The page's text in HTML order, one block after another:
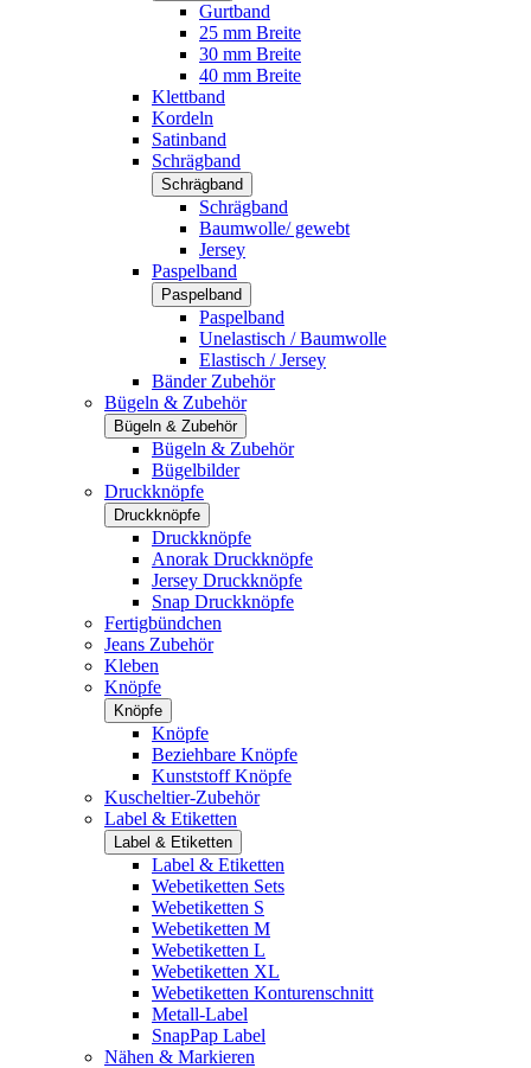
Gurtband
25 mm Breite
30 mm Breite
40 mm Breite
Klettband
Kordeln
Satinband
Schrägband
Schrägband
Schrägband
Baumwolle/ gewebt
Jersey
Paspelband
Paspelband
Paspelband
Unelastisch / Baumwolle
Elastisch / Jersey
Bänder Zubehör
Bügeln & Zubehör
Bügeln & Zubehör
Bügeln & Zubehör
Bügelbilder
Druckknöpfe
Druckknöpfe
Druckknöpfe
Anorak Druckknöpfe
Jersey Druckknöpfe
Snap Druckknöpfe
Fertigbündchen
Jeans Zubehör
Kleben
Knöpfe
Knöpfe
Knöpfe
Beziehbare Knöpfe
Kunststoff Knöpfe
Kuscheltier-Zubehör
Label & Etiketten
Label & Etiketten
Label & Etiketten
Webetiketten Sets
Webetiketten S
Webetiketten M
Webetiketten L
Webetiketten XL
Webetiketten Konturenschnitt
Metall-Label
SnapPap Label
Nähen & Markieren